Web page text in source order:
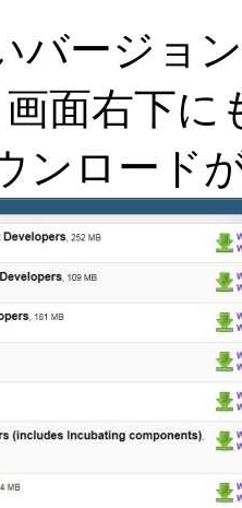
バージョ
画面右下
ンロード